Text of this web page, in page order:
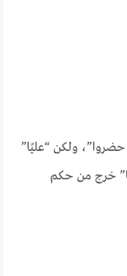
حضروا”، ولكن “عليًا”
خرج من حكم